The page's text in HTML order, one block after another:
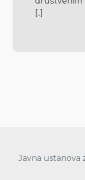
[..]
Javna ustanova